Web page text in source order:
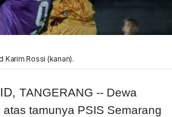
Rossi (kanan).
TANGERANG -- Dewa
tamunya PSIS Semarang